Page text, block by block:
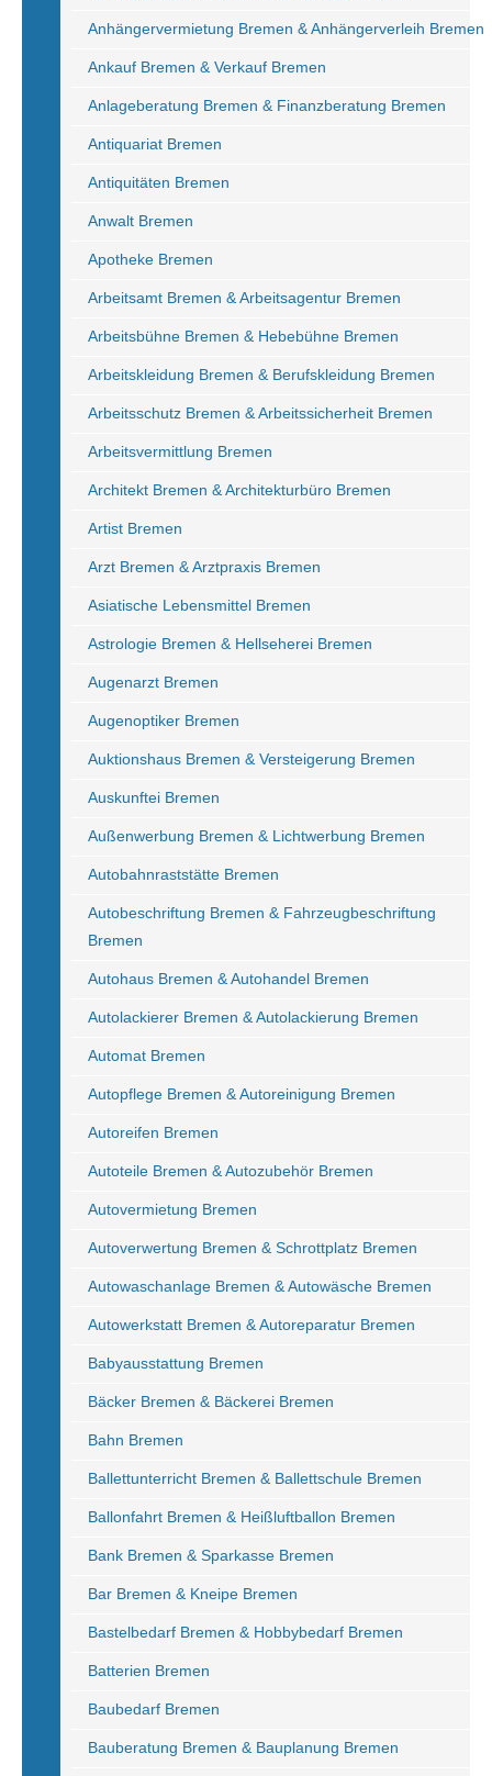
Anhängervermietung Bremen & Anhängerverleih Bremen
Ankauf Bremen & Verkauf Bremen
Anlageberatung Bremen & Finanzberatung Bremen
Antiquariat Bremen
Antiquitäten Bremen
Anwalt Bremen
Apotheke Bremen
Arbeitsamt Bremen & Arbeitsagentur Bremen
Arbeitsbühne Bremen & Hebebühne Bremen
Arbeitskleidung Bremen & Berufskleidung Bremen
Arbeitsschutz Bremen & Arbeitssicherheit Bremen
Arbeitsvermittlung Bremen
Architekt Bremen & Architekturbüro Bremen
Artist Bremen
Arzt Bremen & Arztpraxis Bremen
Asiatische Lebensmittel Bremen
Astrologie Bremen & Hellseherei Bremen
Augenarzt Bremen
Augenoptiker Bremen
Auktionshaus Bremen & Versteigerung Bremen
Auskunftei Bremen
Außenwerbung Bremen & Lichtwerbung Bremen
Autobahnraststätte Bremen
Autobeschriftung Bremen & Fahrzeugbeschriftung
Bremen
Autohaus Bremen & Autohandel Bremen
Autolackierer Bremen & Autolackierung Bremen
Automat Bremen
Autopflege Bremen & Autoreinigung Bremen
Autoreifen Bremen
Autoteile Bremen & Autozubehör Bremen
Autovermietung Bremen
Autoverwertung Bremen & Schrottplatz Bremen
Autowaschanlage Bremen & Autowäsche Bremen
Autowerkstatt Bremen & Autoreparatur Bremen
Babyausstattung Bremen
Bäcker Bremen & Bäckerei Bremen
Bahn Bremen
Ballettunterricht Bremen & Ballettschule Bremen
Ballonfahrt Bremen & Heißluftballon Bremen
Bank Bremen & Sparkasse Bremen
Bar Bremen & Kneipe Bremen
Bastelbedarf Bremen & Hobbybedarf Bremen
Batterien Bremen
Baubedarf Bremen
Bauberatung Bremen & Bauplanung Bremen